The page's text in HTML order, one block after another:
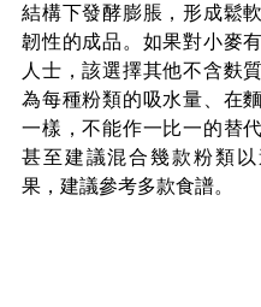
結構下發酵膨脹，形成鬆
韌性的成品。如果對小麥
人士，該選擇其他不含麩
為每種粉類的吸水量、在
一樣，不能作一比一的替
甚至建議混合幾款粉類
果，建議參考多款食譜。